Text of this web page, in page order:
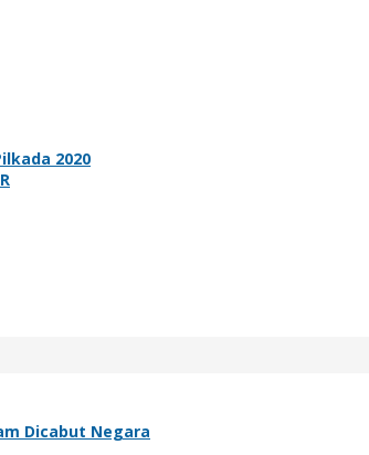
2020
Dicabut Negara